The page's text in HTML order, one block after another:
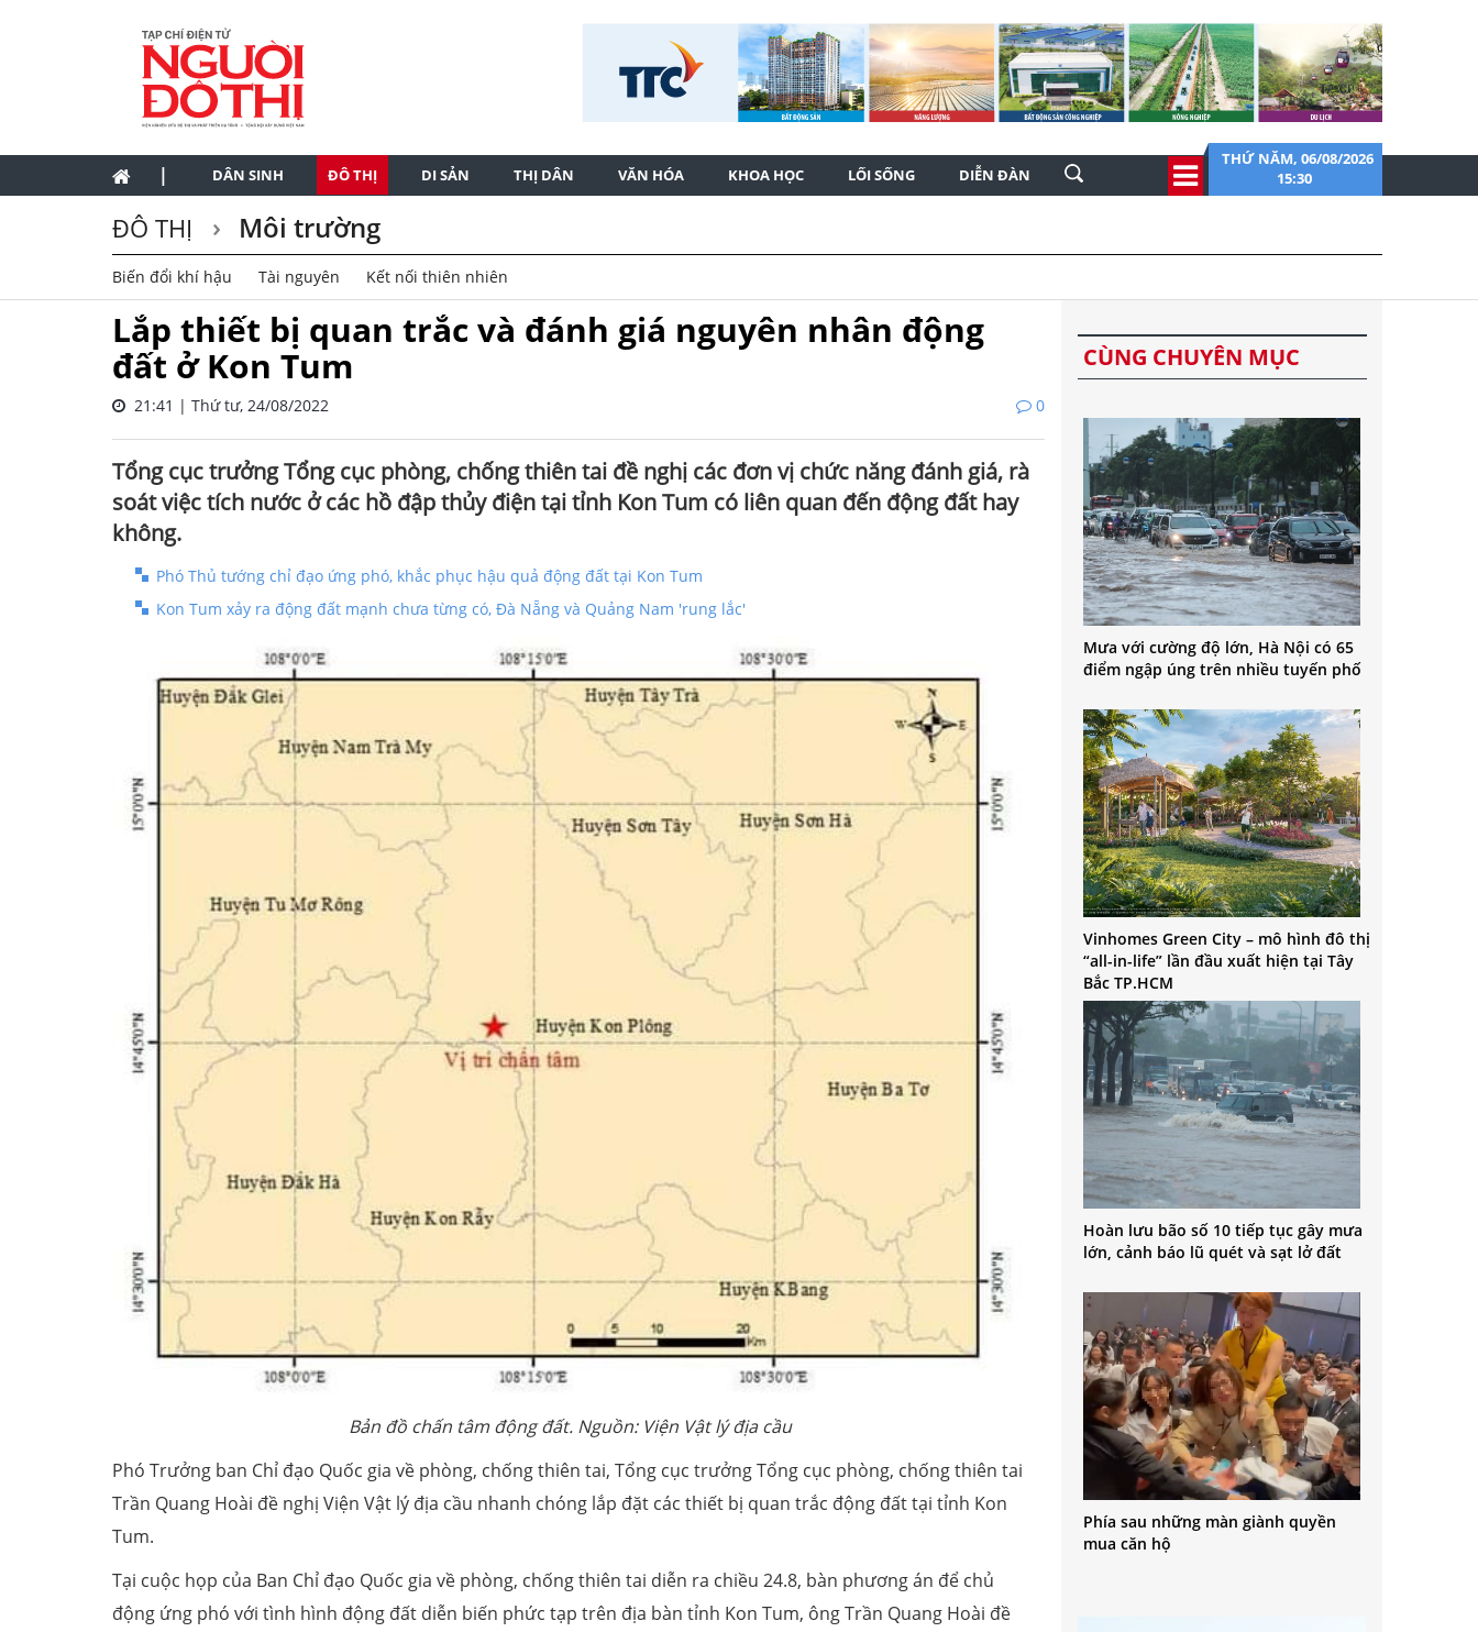
| DÂN SINH ĐÔ THỊ DI SẢN THỊ DÂN VĂN HÓA KHOA HỌC LỐI SỐNG DIỄN ĐÀN
THỨ NĂM, 06/08/2026
15:30
ĐÔ THỊ Môi trường
Biến đổi khí hậu Tài nguyên Kết nối thiên nhiên
Lắp thiết bị quan trắc và đánh giá nguyên nhân động
đất ở Kon Tum
21:41 | Thứ tư, 24/08/2022 0
Tổng cục trưởng Tổng cục phòng, chống thiên tai đề nghị các đơn vị chức năng đánh giá, rà
soát việc tích nước ở các hồ đập thủy điện tại tỉnh Kon Tum có liên quan đến động đất hay
không.
Phó Thủ tướng chỉ đạo ứng phó, khắc phục hậu quả động đất tại Kon Tum
Kon Tum xảy ra động đất mạnh chưa từng có, Đà Nẵng và Quảng Nam 'rung lắc'
Bản đồ chấn tâm động đất. Nguồn: Viện Vật lý địa cầu
Phó Trưởng ban Chỉ đạo Quốc gia về phòng, chống thiên tai, Tổng cục trưởng Tổng cục phòng, chống thiên tai
Trần Quang Hoài đề nghị Viện Vật lý địa cầu nhanh chóng lắp đặt các thiết bị quan trắc động đất tại tỉnh Kon
Tum.
Tại cuộc họp của Ban Chỉ đạo Quốc gia về phòng, chống thiên tai diễn ra chiều 24.8, bàn phương án để chủ
động ứng phó với tình hình động đất diễn biến phức tạp trên địa bàn tỉnh Kon Tum, ông Trần Quang Hoài đề
CÙNG CHUYÊN MỤC
Mưa với cường độ lớn, Hà Nội có 65
điểm ngập úng trên nhiều tuyến phố
Vinhomes Green City – mô hình đô thị
“all-in-life” lần đầu xuất hiện tại Tây
Bắc TP.HCM
Hoàn lưu bão số 10 tiếp tục gây mưa
lớn, cảnh báo lũ quét và sạt lở đất
Phía sau những màn giành quyền
mua căn hộ